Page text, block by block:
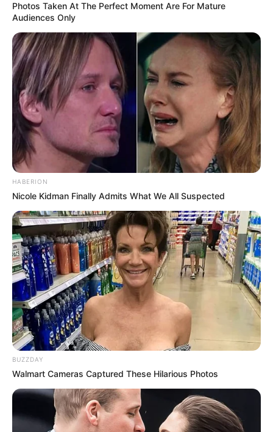
Photos Taken At The Perfect Moment Are For Mature
Audiences Only
HABERION
Nicole Kidman Finally Admits What We All Suspected
BUZZDAY
Walmart Cameras Captured These Hilarious Photos